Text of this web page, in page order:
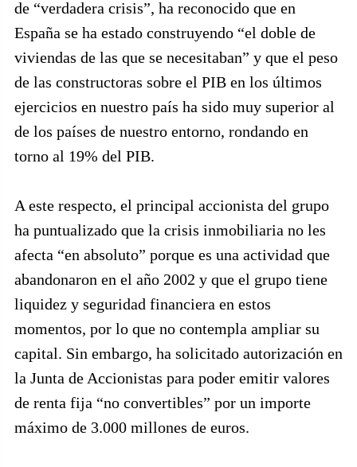
de “verdadera crisis”, ha reconocido que en
España se ha estado construyendo “el doble de
viviendas de las que se necesitaban” y que el peso
de las constructoras sobre el PIB en los últimos
ejercicios en nuestro país ha sido muy superior al
de los países de nuestro entorno, rondando en
torno al 19% del PIB.
A este respecto, el principal accionista del grupo
ha puntualizado que la crisis inmobiliaria no les
afecta “en absoluto” porque es una actividad que
abandonaron en el año 2002 y que el grupo tiene
liquidez y seguridad financiera en estos
momentos, por lo que no contempla ampliar su
capital. Sin embargo, ha solicitado autorización en
la Junta de Accionistas para poder emitir valores
de renta fija “no convertibles” por un importe
máximo de 3.000 millones de euros.